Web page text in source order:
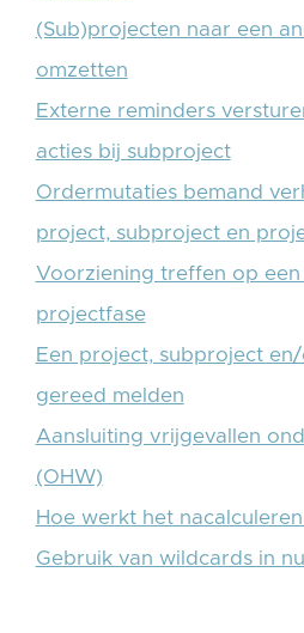
(Sub)projecten naar een
omzetten
Externe reminders
acties bij subproject
Ordermutaties bemand
project, subproject en
Voorziening treffen op
projectfase
Een project, subproject
gereed melden
Aansluiting vrijgevallen
(OHW)
Hoe werkt het
Gebruik van wildcards in